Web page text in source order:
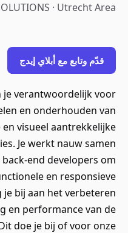
· Utrecht Area
قدّم وتابع مع أبلاي إيدج
je verantwoordelijk voor
en onderhouden van
visueel aantrekkelijke
Je werkt nauw samen
end developers om
en responsieve
bij aan het verbeteren
en performance van de
doe je bij of voor onze